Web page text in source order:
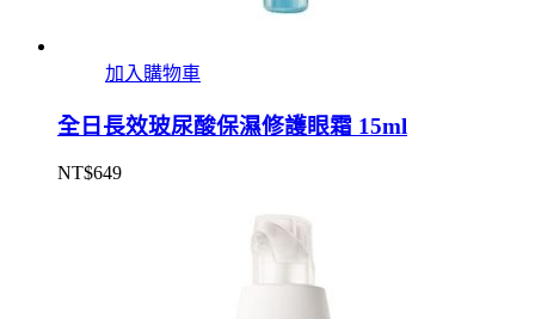
加入購物車
全日長效玻尿酸保濕修護眼霜 15ml
NT$649